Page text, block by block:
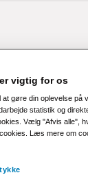
vigtig for os
at gøre din oplevelse på
statistik og
Vælg "Afvis alle",
Læs mere om